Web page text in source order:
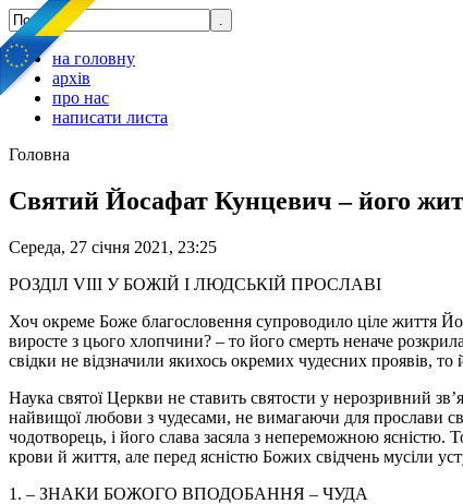
на головну
архів
про нас
написати листа
Головна
Святий Йосафат Кунцевич – його
Середа, 27 січня 2021, 23:25
РОЗДІЛ VIII У БОЖІЙ І ЛЮДСЬКІЙ ПРОСЛАВІ
Хоч окреме Боже благословення супроводило ціле життя
виросте з цього хлопчини? – то його смерть неначе
свідки не відзначили якихось окремих чудесних проявів,
Наука святої Церкви не ставить святости у нерозривний
найвищої любови з чудесами, не вимагаючи для прослави
чодотворець, і його слава засяла з непереможною ясністю.
крови й життя, але перед ясністю Божих свідчень мусіли
1. – ЗНАКИ БОЖОГО ВПОДОБАННЯ – ЧУДА